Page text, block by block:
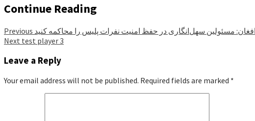
Continue Reading
Previous مسئولین سهل‌انگاری در حفظ امنیت نفرات پلیس را محاکمه کنید
Next test player 3
Leave a Reply
Your email address will not be published. Required fields are marked *